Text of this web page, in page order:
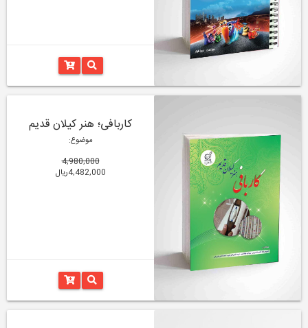
کاربافی؛ هنر کیلان قدیم
موضوع:
4,980,000
4,482,000ریال